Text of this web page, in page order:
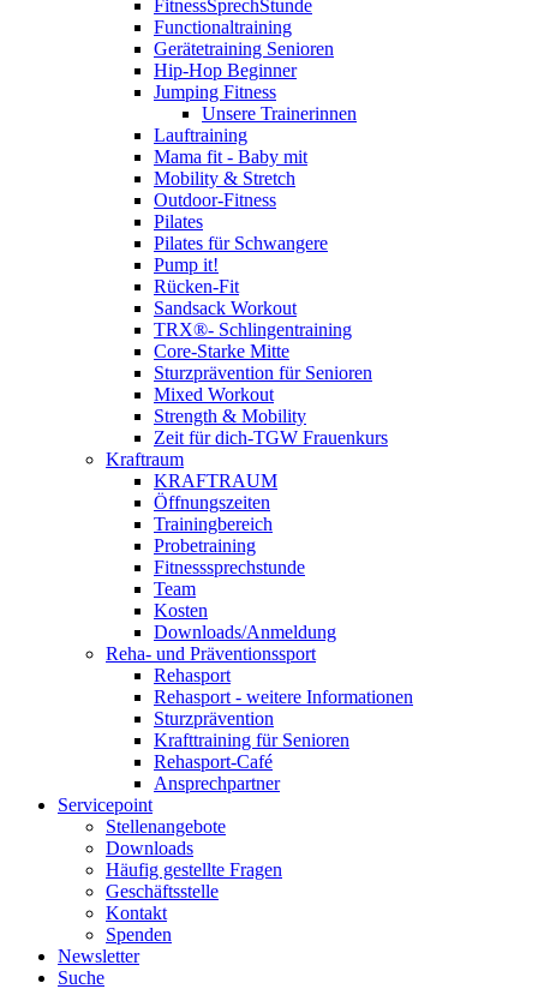
FitnessSprechStunde
Functionaltraining
Gerätetraining Senioren
Hip-Hop Beginner
Jumping Fitness
Unsere Trainerinnen
Lauftraining
Mama fit - Baby mit
Mobility & Stretch
Outdoor-Fitness
Pilates
Pilates für Schwangere
Pump it!
Rücken-Fit
Sandsack Workout
TRX®- Schlingentraining
Core-Starke Mitte
Sturzprävention für Senioren
Mixed Workout
Strength & Mobility
Zeit für dich-TGW Frauenkurs
Kraftraum
KRAFTRAUM
Öffnungszeiten
Trainingbereich
Probetraining
Fitnesssprechstunde
Team
Kosten
Downloads/Anmeldung
Reha- und Präventionssport
Rehasport
Rehasport - weitere Informationen
Sturzprävention
Krafttraining für Senioren
Rehasport-Café
Ansprechpartner
Servicepoint
Stellenangebote
Downloads
Häufig gestellte Fragen
Geschäftsstelle
Kontakt
Spenden
Newsletter
Suche